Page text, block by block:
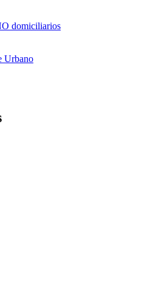
domiciliarios
Urbano